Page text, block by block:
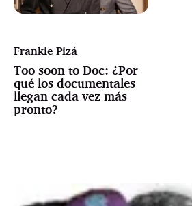
Frankie Pizá
Too soon to Doc: ¿Por
qué los documentales
llegan cada vez más
pronto?